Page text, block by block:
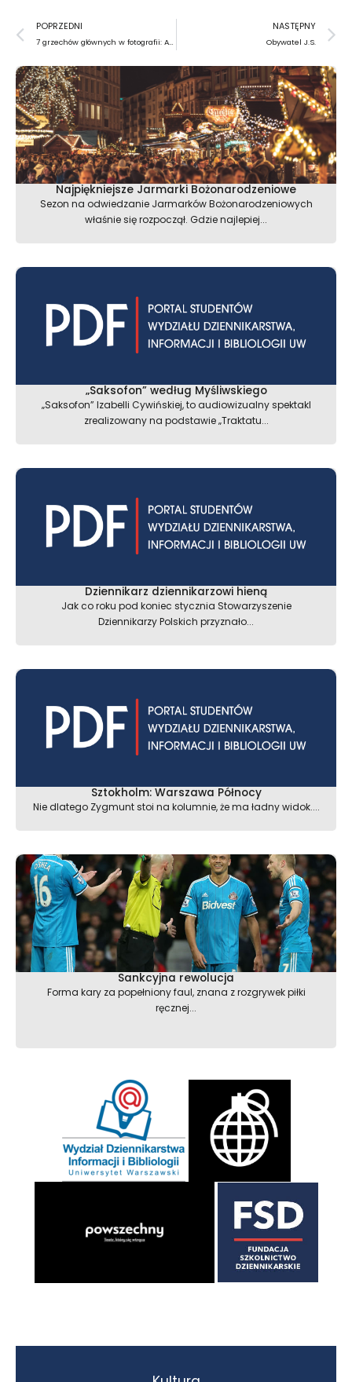
Prev
POPRZEDNI
7 grzechów głównych w fotografii: AUTOMATYZM
NASTĘPNY
Obywatel J.S.
Najpiękniejsze Jarmarki Bożonarodzeniowe
Sezon na odwiedzanie Jarmarków Bożonarodzeniowych
właśnie się rozpoczął. Gdzie najlepiej...
„Saksofon” według Myśliwskiego
„Saksofon” Izabelli Cywińskiej, to audiowizualny spektakl
zrealizowany na podstawie „Traktatu...
Dziennikarz dziennikarzowi hieną
Jak co roku pod koniec stycznia Stowarzyszenie
Dziennikarzy Polskich przyznało...
Sztokholm: Warszawa Północy
Nie dlatego Zygmunt stoi na kolumnie, że ma ładny widok....
Sankcyjna rewolucja
Forma kary za popełniony faul, znana z rozgrywek piłki
ręcznej...